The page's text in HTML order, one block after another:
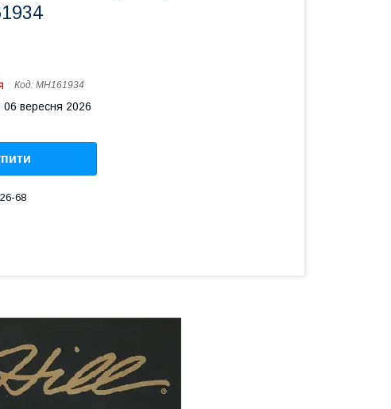
Код: MH161934
06 вересня 2026
68